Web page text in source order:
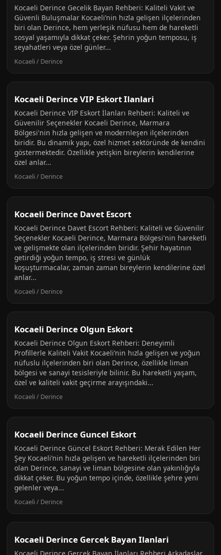
Kocaeli Derince Gecelik Bayan Rehberi: Kaliteli Vakit ve
Güvenli Buluşmalar Kocaeli’nin hızla gelişen ilçelerinden
biri olan Derince, hem yerleşik nüfusu hem de hareketli
sosyal yaşamıyla dikkat çeker. Şehrin yoğun temposu, iş
seyahatleri veya özel günler...
Kocaeli / Derince
Kocaeli Derince VIP Eskort Ilanlari
Kocaeli Derince VIP Eskort İlanları Rehberi: Kaliteli ve
Güvenilir Seçenekler Kocaeli Derince, Marmara
Bölgesi'nin hızla gelişen ve modernleşen ilçelerinden
biridir. Bu dinamik yapı, özel hizmet sektöründe de kendini
göstermektedir. Özellikle yetişkin bireylerin kendilerine
özel anlar...
Kocaeli / Derince
Kocaeli Derince Davet Escort
Kocaeli Derince Davet Escort Rehberi: Kaliteli ve Güvenilir
Seçenekler Kocaeli Derince, Marmara Bölgesi'nin hareketli
ve gelişmekte olan ilçelerinden biridir. Şehir hayatının
getirdiği yoğun tempo, iş stresi ve günlük
koşuşturmacalar, zaman zaman bireylerin kendilerine özel
anlar...
Kocaeli / Derince
Kocaeli Derince Olgun Eskort
Kocaeli Derince Olgun Eskort Rehberi: Deneyimli
Profillerle Kaliteli Vakit Kocaeli’nin hızla gelişen ve yoğun
nüfuslu ilçelerinden biri olan Derince, özellikle liman
bölgesi ve sanayi tesisleriyle bilinir. Bu hareketli yaşam,
özel ve kaliteli vakit geçirme arayışındaki...
Kocaeli / Derince
Kocaeli Derince Guncel Eskort
Kocaeli Derince Güncel Eskort Rehberi: Merak Edilen Her
Şey Kocaeli’nin hızla gelişen ve hareketli ilçelerinden biri
olan Derince, sanayi ve liman bölgesine olan yakınlığıyla
dikkat çeker. Bu yoğun tempo içinde, özellikle şehre yeni
gelenler veya...
Kocaeli / Derince
Kocaeli Derince Gercek Bayan Ilanlari